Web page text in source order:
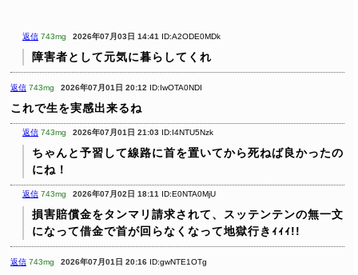
返信 743mg 2026年07月03日 14:41 ID:A2ODE0MDk
障害者として元気に暮らしてくれ
返信 743mg 2026年07月01日 20:12 ID:IwOTA0NDI
これで生を実感出来るね
返信 743mg 2026年07月01日 21:03 ID:I4NTU5Nzk
ちゃんと予習して線路に首を置いてから死ねば良かったの
にね！
返信 743mg 2026年07月02日 18:11 ID:E0NTA0MjU
損害賠償金をタンマリ請求されて、スッテンテンの無一文
になって借金で首が回らなくなって地獄行きｨｨｨ!!
返信 743mg 2026年07月01日 20:16 ID:gwNTE1OTg